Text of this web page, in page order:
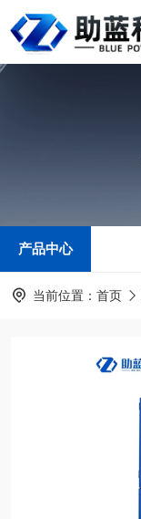
产品中心
当前位置： 首页